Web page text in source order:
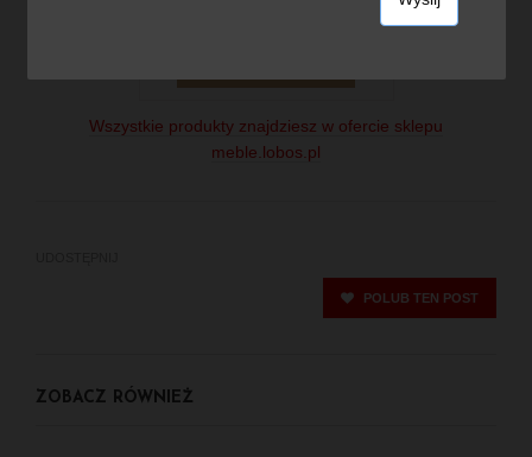
Wszystkie produkty znajdziesz w ofercie sklepu
meble.lobos.pl
POLUB TEN POST
ZOBACZ RÓWNIEŻ